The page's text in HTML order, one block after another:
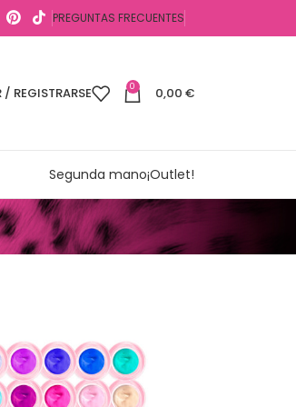
PREGUNTAS FRECUENTES
REGISTRARSE 0 0,00 €
Segunda mano¡Outlet!